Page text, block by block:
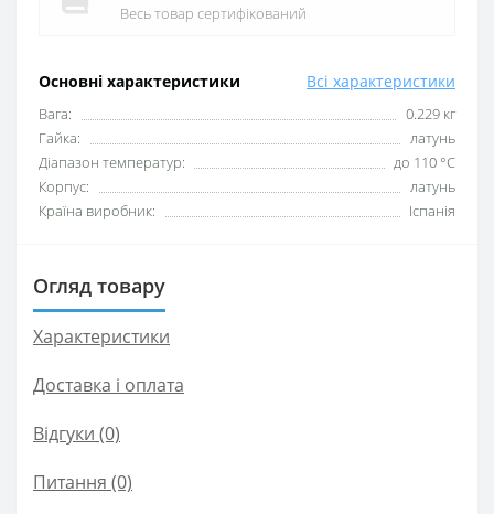
Основні характеристики Всі характеристики
Вага:
0.229 кг
Гайка:
латунь
Діапазон температур:
до 110 °C
Корпус:
латунь
Країна виробник:
Іспанія
Весь товар сертифікований
Огляд товару
Характеристики
Доставка і оплата
Відгуки (0)
Питання (0)